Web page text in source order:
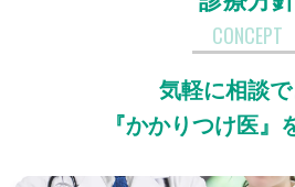
CONCEPT
気軽に相談
『かかりつけ医』